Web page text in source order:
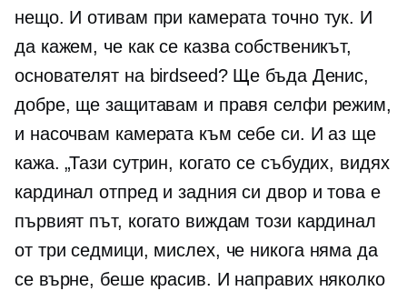
нещо. И отивам при камерата точно тук. И
да кажем, че как се казва собственикът,
основателят на birdseed? Ще бъда Денис,
добре, ще защитавам и правя селфи режим,
и насочвам камерата към себе си. И аз ще
кажа. „Тази сутрин, когато се събудих, видях
кардинал отпред и задния си двор и това е
първият път, когато виждам този кардинал
от три седмици, мислех, че никога няма да
се върне, беше красив. И направих няколко